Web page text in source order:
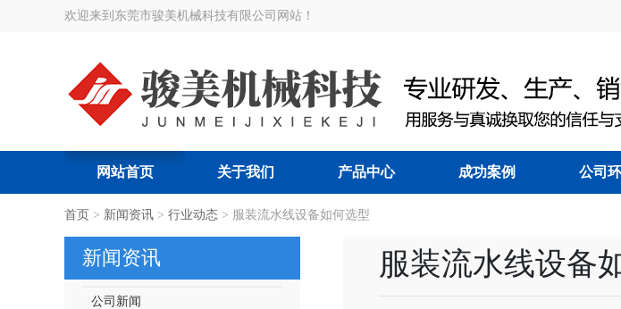
欢迎来到东莞市骏美机械科技有限公司网站！
网站首页 关于我们 产品中心 成功案例 公司
搜索关键词: 智能节拍流水线 | 智能吊挂流水线 | 服装厂智能节拍流水线
首页 > 新闻资讯 > 行业动态 > 服装流水线设备如何选型
服装流水线设备
新闻资讯
公司新闻